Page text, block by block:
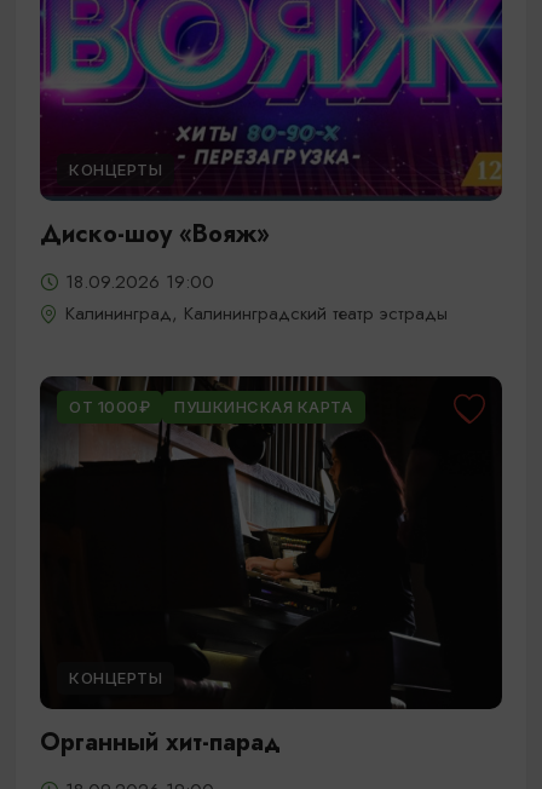
КОНЦЕРТЫ
Диско-шоу «Вояж»
18.09.2026 19:00
Калининград, Калининградский театр эстрады
ОТ 1000₽ ПУШКИНСКАЯ КАРТА
КОНЦЕРТЫ
Органный хит-парад